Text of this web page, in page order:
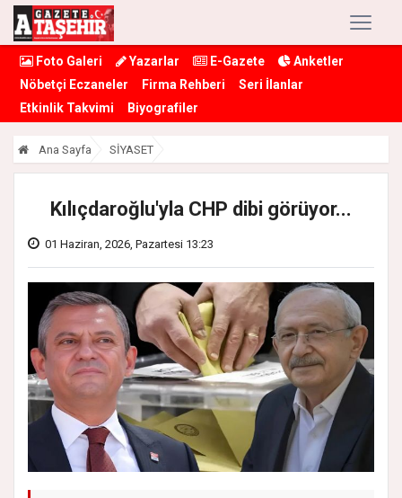
Foto Galeri Yazarlar E-Gazete
Anketler
Nöbetçi Eczaneler
Firma Rehberi
Seri İlanlar
Etkinlik Takvimi
Biyografiler
Ana Sayfa SİYASET
Kılıçdaroğlu'yla CHP dibi görüyor...
01 Haziran, 2026, Pazartesi 13:23